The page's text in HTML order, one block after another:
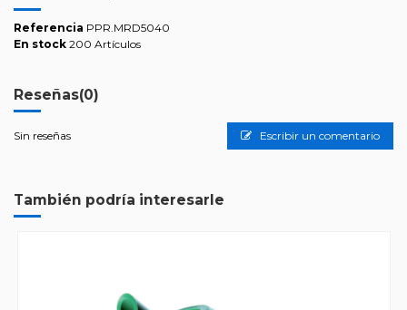
Referencia PPR.MRD5040
En stock 200 Artículos
Reseñas(0)
Sin reseñas Escribir un comentario
También podría interesarle